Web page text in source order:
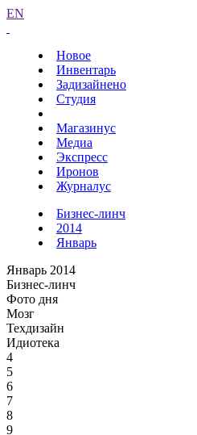
EN
Новое
Инвентарь
Задизайнено
Студия
Магазинус
Медиа
Экспресс
Иронов
Журналус
Бизнес-линч
2014
Январь
Январь 2014
Бизнес-линч
Фото дня
Мозг
Техдизайн
Идиотека
4
5
6
7
8
9